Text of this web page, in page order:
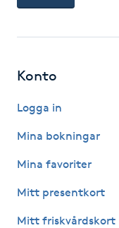
Hyperhidros
Hypnos
Hårbottenbehandling
Konto
Logga in
Mina bokningar
Mina favoriter
Mitt presentkort
Mitt friskvårdskort